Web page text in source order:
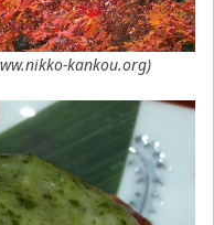
kankou.org)